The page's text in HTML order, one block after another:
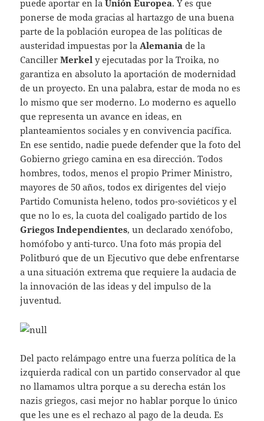
puede aportar en laUnión Europea. Y es que
ponerse de moda gracias al hartazgo de una buena
parte de la población europea de las políticas de
austeridad impuestas por la Alemania de la
CancillerMerkel y ejecutadas por la Troika, no
garantiza en absoluto la aportación de modernidad
de un proyecto. En una palabra, estar de moda no es
lo mismo que ser moderno. Lo moderno es aquello
que representa un avance en ideas, en
planteamientos sociales y en convivencia pacífica.
En ese sentido, nadie puede defender que la foto del
Gobierno griego camina en esa dirección. Todos
hombres, todos, menos el propio Primer Ministro,
mayores de 50 años, todos ex dirigentes del viejo
Partido Comunista heleno, todos pro-soviéticos y el
que no lo es, la cuota del coaligado partido de los
Griegos Independientes, un declarado xenófobo,
homófobo y anti-turco. Una foto más propia del
Politburó que de un Ejecutivo que debe enfrentarse
a una situación extrema que requiere la audacia de
la innovación de las ideas y del impulso de la
juventud.
Del pacto relámpago entre una fuerza política de la
izquierda radical con un partido conservador al que
no llamamos ultra porque a su derecha están los
nazis griegos, casi mejor no hablar porque lo único
que les une es el rechazo al pago de la deuda. Es